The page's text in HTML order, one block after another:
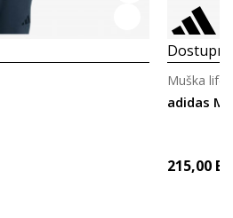
adidas M
Muška
215,00